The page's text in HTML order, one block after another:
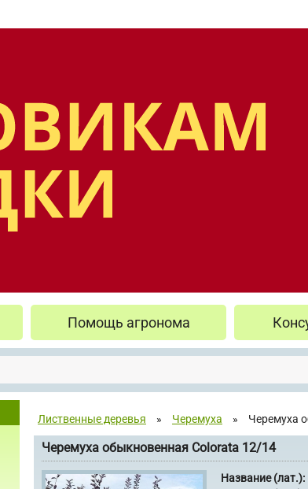
Помощь агронома
Лиственные деревья » Черемуха » Черемуха
Черемуха обыкновенная Colorata 12/14
Название (лат.):